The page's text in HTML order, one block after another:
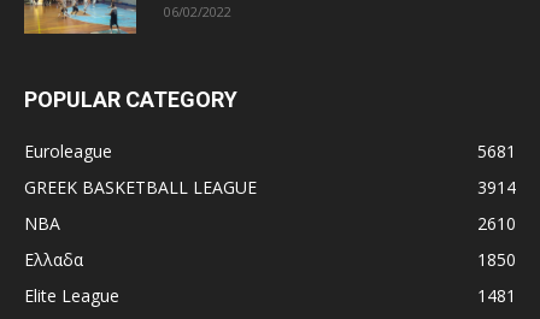
06/02/2022
POPULAR CATEGORY
Euroleague
5681
GREEK BASKETBALL LEAGUE
3914
NBA
2610
Ελλαδα
1850
Elite League
1481